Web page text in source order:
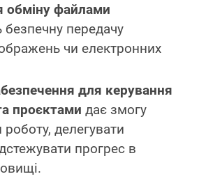
обміну файлами
безпечну передачу
чи електронних
для керування
проєктами дає змогу
делегувати
прогрес в